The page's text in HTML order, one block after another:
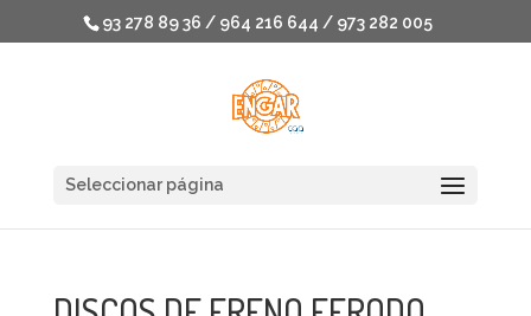
93 278 89 36 / 964 216 644 / 973 282 005
Seleccionar página